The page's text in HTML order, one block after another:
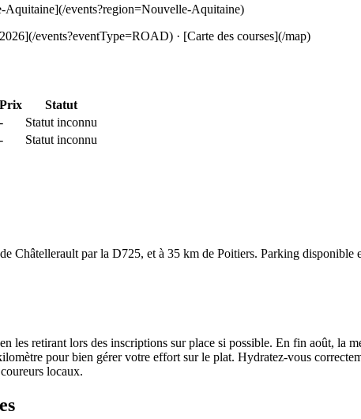
Aquitaine](/events?region=Nouvelle-Aquitaine)
events?eventType=ROAD) · [Carte des courses](/map)
Prix
Statut
-
Statut inconnu
- Statut inconnu
Châtellerault par la D725, et à 35 km de Poitiers. Parking disponible
les retirant lors des inscriptions sur place si possible. En fin août, la
pour bien gérer votre effort sur le plat. Hydratez-vous
locaux.